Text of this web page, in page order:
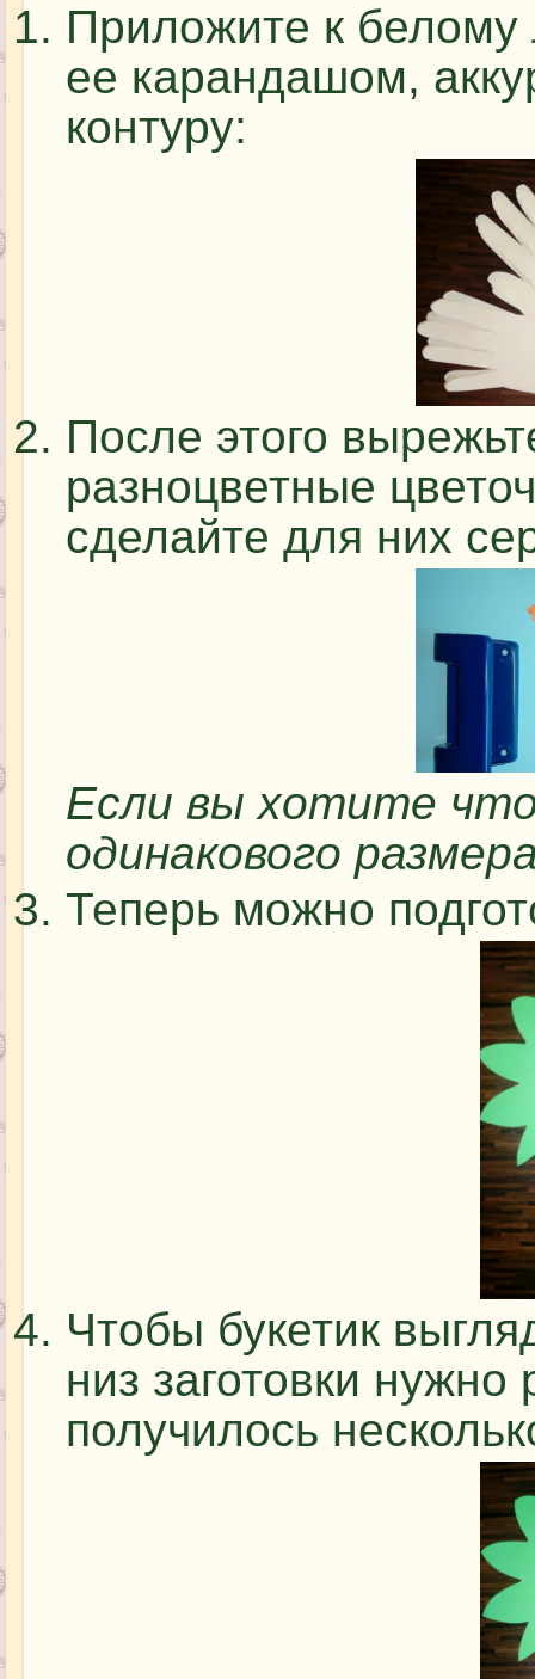
Приложите к белому
ее карандашом,
контуру:
После этого
разноцветные
сделайте для них
Если вы хотите
одинакового
Теперь можно
Чтобы букетик
низ заготовки нужно
получилось